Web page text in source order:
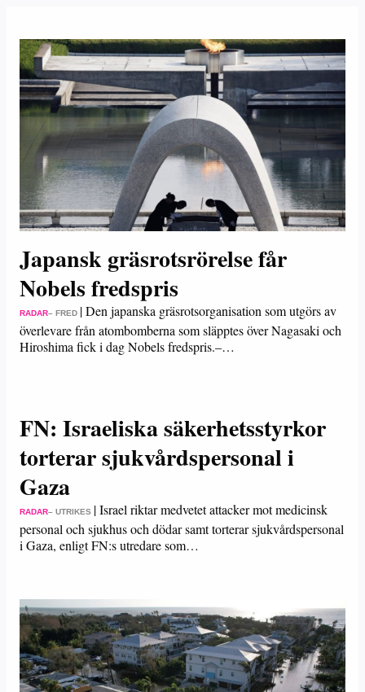
Japansk gräsrotsrörelse får
Nobels fredspris
RADAR– FRED |Den japanska gräsrotsorganisation som utgörs av
överlevare från atombomberna som släpptes över Nagasaki och
Hiroshima fick i dag Nobels fredspris.–…
FN: Israeliska säkerhetsstyrkor
torterar sjukvårdspersonal i
Gaza
RADAR– UTRIKES |Israel riktar medvetet attacker mot medicinsk
personal och sjukhus och dödar samt torterar sjukvårdspersonal
i Gaza, enligt FN:s utredare som…